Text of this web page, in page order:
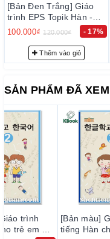
[Bản Đen Trắng] Combo
Giáo trình EPS Topik
Hàn - Anh Bản Mới 2024
NEW 한국어 표준교재
1+2 (일상생활 한국어)
200.000₫ 250.000₫ - 20%
Thêm vào giỏ
SẢN PHẨM ĐÃ XEM
trình
trẻ em 2 -
[Bản màu]
tiếng Hàn